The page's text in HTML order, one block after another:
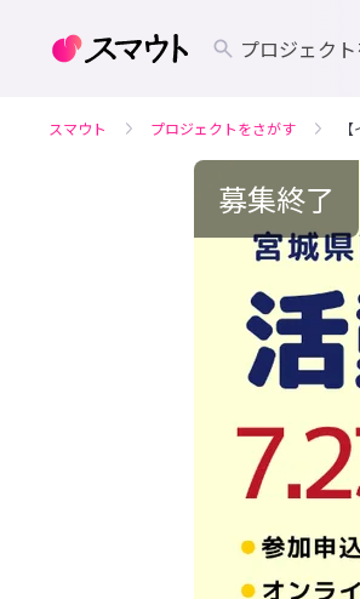
プロジェク
スマウト プロジェクトをさがす
募集終了